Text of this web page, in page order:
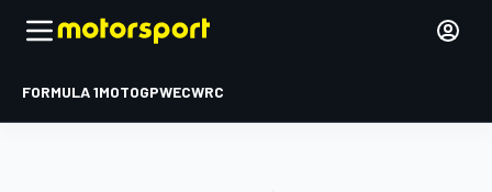
FORMULA 1MOTOGPWECWRC